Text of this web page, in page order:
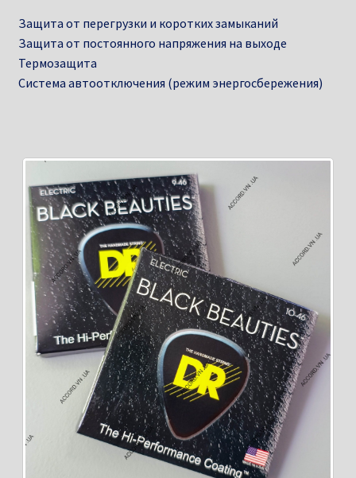
Защита от перегрузки и коротких замыканий
Защита от постоянного напряжения на выходе
Термозащита
Система автоотключения (режим энергосбережения)